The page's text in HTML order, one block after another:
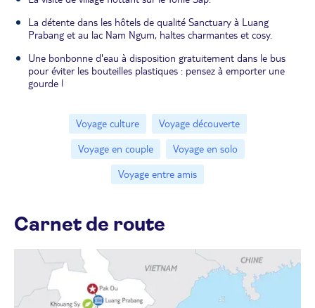
La détente dans les hôtels de qualité Sanctuary à Luang
Prabang et au lac Nam Ngum, haltes charmantes et cosy.
Une bonbonne d'eau à disposition gratuitement dans le bus
pour éviter les bouteilles plastiques : pensez à emporter une
gourde !
Voyage culture
Voyage découverte
Voyage en couple
Voyage en solo
Voyage entre amis
Carnet de route